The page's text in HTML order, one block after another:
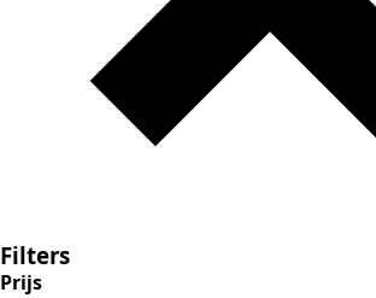
Filters
Prijs